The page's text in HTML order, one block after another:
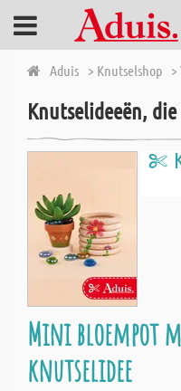
Aduis > Knutselshop
Knutselideeën,
Mini bloempot
knutselidee